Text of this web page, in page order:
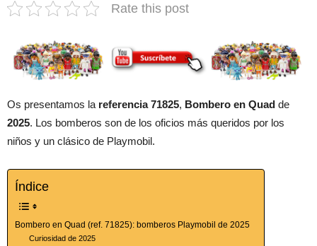
Rate this post
Os presentamos la referencia 71825, Bombero en Quad de
2025. Los bomberos son de los oficios más queridos por los
niños y un clásico de Playmobil.
Índice
Bombero en Quad (ref. 71825): bomberos Playmobil de 2025
Curiosidad de 2025